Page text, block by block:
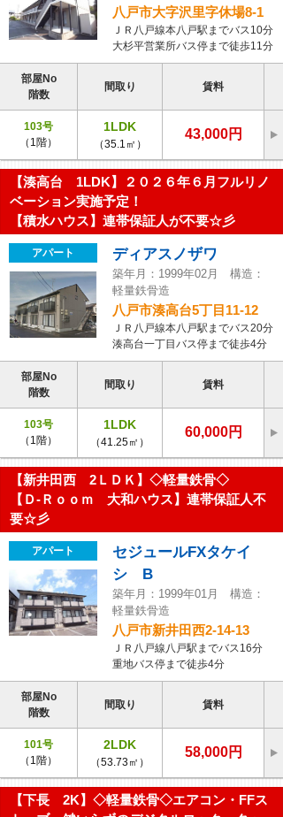
八戸市大字沢里字休場8-1
ＪＲ八戸線本八戸駅までバス10分
大杉平営業所バス停まで徒歩11分
部屋No
階数
間取り 賃料
103号
（1階）
1LDK
（35.1㎡）
43,000円
【湊高台 1LDK】２０２６年６月フルリノ
ベーション実施予定！
【積水ハウス】連帯保証人が不要☆彡
アパート ディアスノザワ
築年月：1999年02月 構造：
軽量鉄骨造
八戸市湊高台5丁目11-12
ＪＲ八戸線本八戸駅までバス20分
湊高台一丁目バス停まで徒歩4分
部屋No
階数
間取り 賃料
103号
（1階）
1LDK
（41.25㎡）
60,000円
【新井田西 2ＬＤＫ】◇軽量鉄骨◇
【Ｄ-Ｒｏｏｍ 大和ハウス】連帯保証人不
要☆彡
アパート
セジュールFXタケイ
シ B
築年月：1999年01月 構造：
軽量鉄骨造
八戸市新井田西2-14-13
ＪＲ八戸線八戸駅までバス16分
重地バス停まで徒歩4分
部屋No
階数
間取り 賃料
101号
（1階）
2LDK
（53.73㎡）
58,000円
【下長 2K】◇軽量鉄骨◇エアコン・FFス